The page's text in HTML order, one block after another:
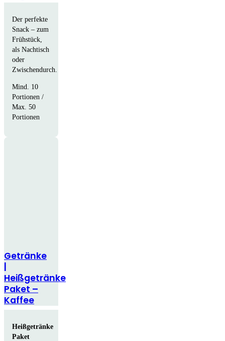
Der perfekte
Snack – zum
Frühstück,
als Nachtisch
oder
Zwischendurch.
Mind. 10
Portionen /
Max. 50
Portionen
Getränke
Heißgetränke
Paket –
Kaffee
Heißgetränke
Paket